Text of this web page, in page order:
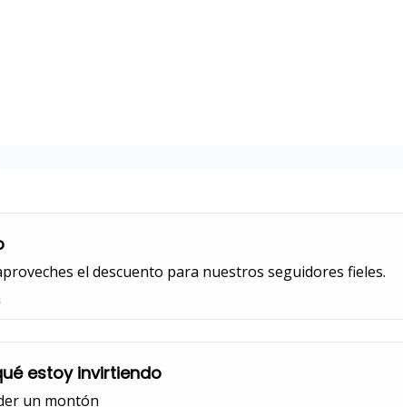
el descuento para nuestros seguidores fieles.
estoy invirtiendo
un montón